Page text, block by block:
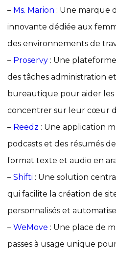
– Ms. Marion : Une marque
innovante dédiée aux
des environnements de
– Proservy : Une
des tâches administration
bureautique pour aider les
concentrer sur leur cœur
– Reedz : Une application
podcasts et des résumés
format texte et audio en
– Shifti : Une solution
qui facilite la création de
personnalisés et
– WeMove : Une place de
passes à usage unique